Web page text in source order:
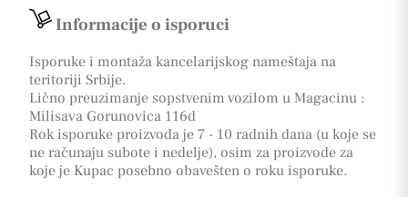
Informacije o isporuci
Isporuke i montaža kancelarijskog nameštaja na
teritoriji Srbije.
Lično preuzimanje sopstvenim vozilom u Magacinu :
Milisava Gorunovica 116d
Rok isporuke proizvoda je 7 - 10 radnih dana (u koje se
ne računaju subote i nedelje), osim za proizvode za
koje je Kupac posebno obavešten o roku isporuke.